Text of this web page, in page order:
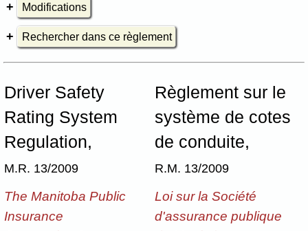
Modifications
Rechercher dans ce règlement
Driver Safety
Rating System
Regulation,
M.R. 13/2009
Règlement sur le
système de cotes
de conduite,
R.M. 13/2009
The Manitoba Public
Insurance
Loi sur la Société
d'assurance publique